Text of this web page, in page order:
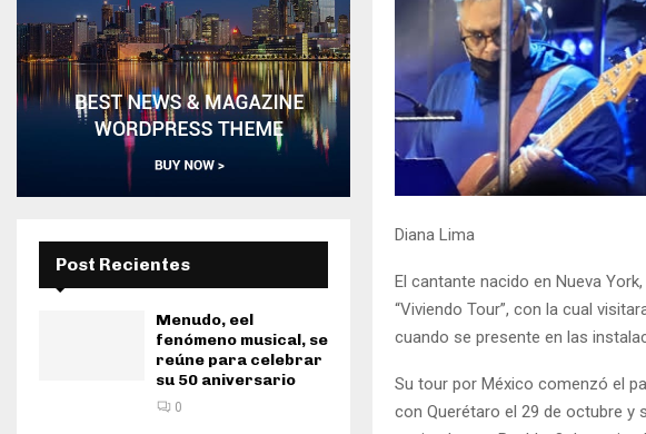
Diana Lima
El cantante nacido en Nueva
“Viviendo Tour”, con la cual
cuando se presente en las
Su tour por México comenzó el
con Querétaro el 29 de octubre y
Post Recientes
Menudo, eel
fenómeno musical, se
reúne para celebrar
su 50 aniversario
0